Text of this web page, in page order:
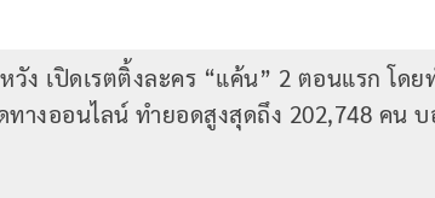
ง เปิดเรตติ้งละคร “แค้น” 2 ตอนแรก โดย
างออนไลน์ ทำยอดสูงสุดถึง 202,748 คน บ